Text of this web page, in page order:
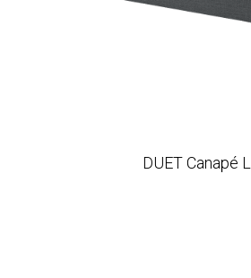
DUET Canapé